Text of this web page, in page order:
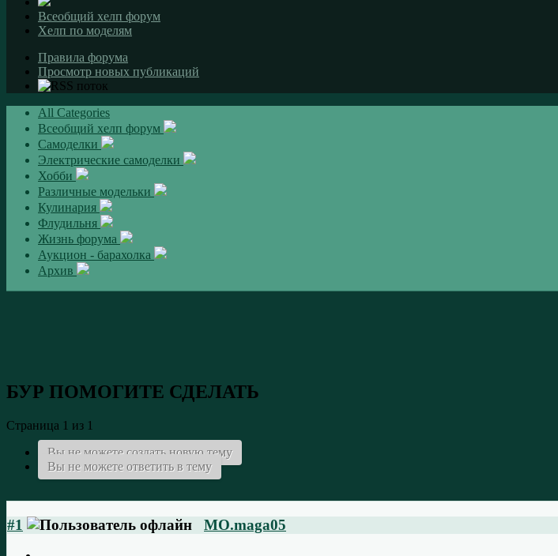
Всеобщий хелп форум
Хелп по моделям
Правила форума
Просмотр новых публикаций
All Categories
Всеобщий хелп форум
Самоделки
Электрические самоделки
Хобби
Различные модельки
Кулинария
Флудильня
Жизнь форума
Аукцион - барахолка
Архив
БУР ПОМОГИТЕ СДЕЛАТЬ
Страница 1 из 1
Вы не можете создать новую тему
Вы не можете ответить в тему
#1 MO.maga05